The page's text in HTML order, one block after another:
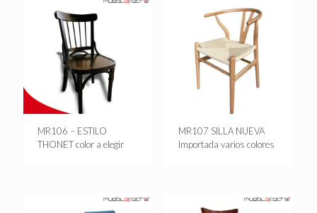
MR106 – ESTILO
THONET color a elegir
MR107 SILLA NUEVA
Importada varios colores